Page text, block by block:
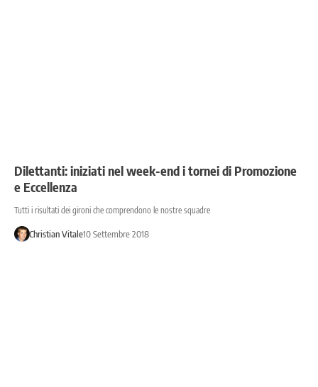
Dilettanti: iniziati nel week-end i tornei di Promozione
e Eccellenza
Tutti i risultati dei gironi che comprendono le nostre squadre
Christian Vitale10 Settembre 2018